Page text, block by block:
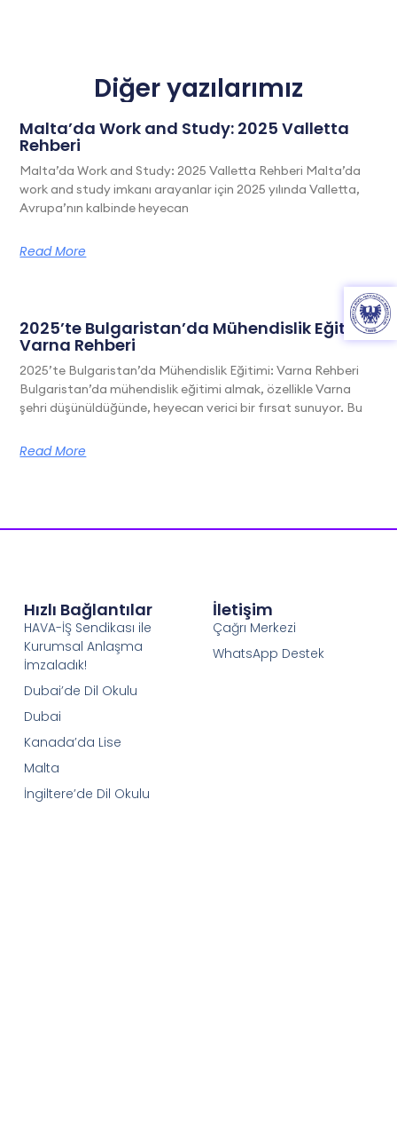
Diğer yazılarımız
Malta’da Work and Study: 2025 Valletta
Rehberi
Malta’da Work and Study: 2025 Valletta Rehberi Malta’da
work and study imkanı arayanlar için 2025 yılında Valletta,
Avrupa’nın kalbinde heyecan
Read More
2025’te Bulgaristan’da Mühendislik Eğitimi:
Varna Rehberi
2025’te Bulgaristan’da Mühendislik Eğitimi: Varna Rehberi
Bulgaristan’da mühendislik eğitimi almak, özellikle Varna
şehri düşünüldüğünde, heyecan verici bir fırsat sunuyor. Bu
Read More
Hızlı Bağlantılar
HAVA-İŞ Sendikası ile
Kurumsal Anlaşma
İmzaladık!
Dubai’de Dil Okulu
Dubai
Kanada’da Lise
Malta
İngiltere’de Dil Okulu
İletişim
Çağrı Merkezi
WhatsApp Destek